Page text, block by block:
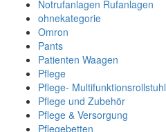
Notrufanlagen Rufanlagen
ohnekategorie
Omron
Pants
Patienten Waagen
Pflege
Pflege- Multifunktionsrollstuhl
Pflege und Zubehör
Pflege & Versorgung
Pflegebetten